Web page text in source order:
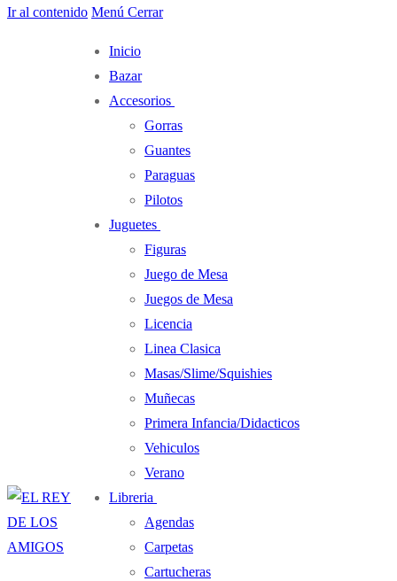
Ir al contenido Menú Cerrar
Inicio
Bazar
Accesorios
Gorras
Guantes
Paraguas
Pilotos
Juguetes
Figuras
Juego de Mesa
Juegos de Mesa
Licencia
Linea Clasica
Masas/Slime/Squishies
Muñecas
Primera Infancia/Didacticos
Vehiculos
Verano
Libreria
Agendas
Carpetas
Cartucheras